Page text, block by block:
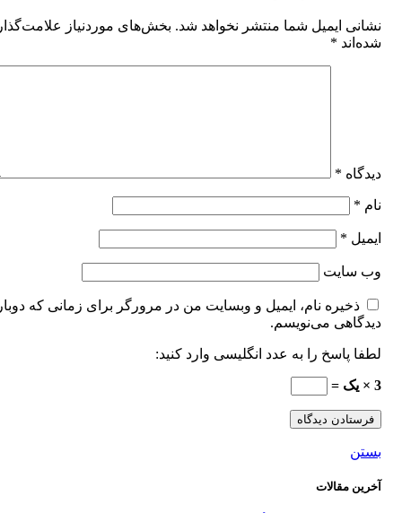
نشانی ایمیل شما منتشر نخواهد شد. بخش‌های موردنیاز
شده‌اند *
دیدگاه *
نام *
ایمیل *
وب‌ سایت
ذخیره نام، ایمیل و وبسایت من در مرورگر برای زمانی که
دیدگاهی می‌نویسم.
لطفا پاسخ را به عدد انگلیسی وارد کنید:
3 × یک =
بستن
آخرین مقالات